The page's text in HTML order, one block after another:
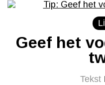
Geef het
Tekst